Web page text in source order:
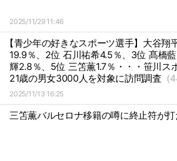
2025/11/29 11:46
【青少年の好きなスポーツ選手】大谷翔
19.9％、2位 石川祐希4.5％、3位 髙橋
輝2.8％、5位 三笘薫1.7％・・・笹川ス
21歳の男女3000人を対象に訪問調査
2025/11/13 16:25
三笘薫バルセロナ移籍の噂に終止符が打